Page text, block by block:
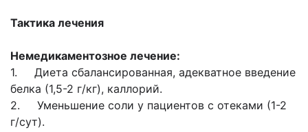
Тактика лечения
Немедикаментозное лечение:
1. Диета сбалансированная, адекватное введение
белка (1,5-2 г/кг), каллорий.
2. Уменьшение соли у пациентов с отеками (1-2
г/сут).